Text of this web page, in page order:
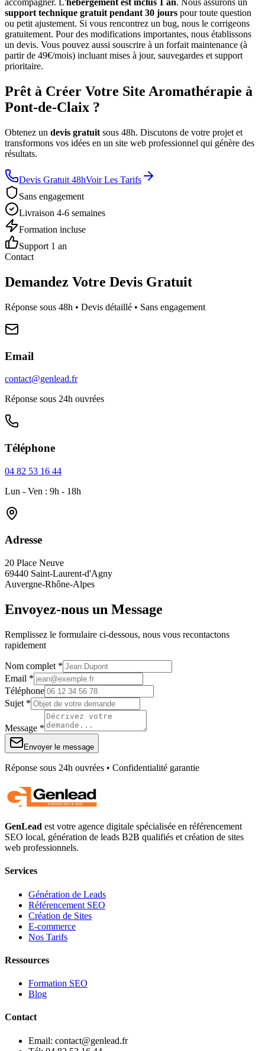
accompagner. L'hébergement est inclus 1 an. Nous assurons un
support technique gratuit pendant 30 jours pour toute question
ou petit ajustement. Si vous rencontrez un bug, nous le corrigeons
gratuitement. Pour des modifications importantes, nous établissons
un devis. Vous pouvez aussi souscrire à un forfait maintenance (à
partir de 49€/mois) incluant mises à jour, sauvegardes et support
prioritaire.
Prêt à Créer Votre Site Aromathérapie à
Pont-de-Claix ?
Obtenez un devis gratuit sous 48h. Discutons de votre projet et
transformons vos idées en un site web professionnel qui génère des
résultats.
Devis Gratuit 48hVoir Les Tarifs
Sans engagement
Livraison 4-6 semaines
Formation incluse
Support 1 an
Contact
Demandez Votre Devis Gratuit
Réponse sous 48h • Devis détaillé • Sans engagement
Email
contact@genlead.fr
Réponse sous 24h ouvrées
Téléphone
04 82 53 16 44
Lun - Ven : 9h - 18h
Adresse
20 Place Neuve
69440 Saint-Laurent-d'Agny
Auvergne-Rhône-Alpes
Envoyez-nous un Message
Remplissez le formulaire ci-dessous, nous vous recontactons
rapidement
Nom complet *
Email *
Téléphone
Sujet *
Message *
Envoyer le message
Réponse sous 24h ouvrées • Confidentialité garantie
GenLead est votre agence digitale spécialisée en référencement
SEO local, génération de leads B2B qualifiés et création de sites
web professionnels.
Services
Génération de Leads
Référencement SEO
Création de Sites
E-commerce
Nos Tarifs
Ressources
Formation SEO
Blog
Contact
Email: contact@genlead.fr